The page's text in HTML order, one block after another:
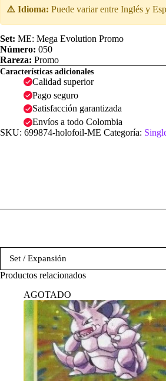
⚠️ Idioma: Puede variar entre Inglés y
Set: ME: Mega Evolution Promo
Número: 050
Rareza: Promo
Características adicionales
Calidad superior
Pago seguro
Satisfacción garantizada
Envíos a todo Colombia
SKU: 699874-holofoil-ME Categoría:
Set / Expansión
Productos relacionados
AGOTADO